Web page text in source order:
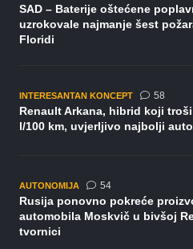
SAD – Baterije oštećene
uzrokovale najmanje šest
Floridi
INTERESANTAN KONCEPT 58
Renault Arkana, hibrid koji
l/100 km, uvjerljivo najbolji
AUTONOMIJA 54komentara
Rusija ponovno pokreće
automobila Moskvič u bivšoj
tvornici